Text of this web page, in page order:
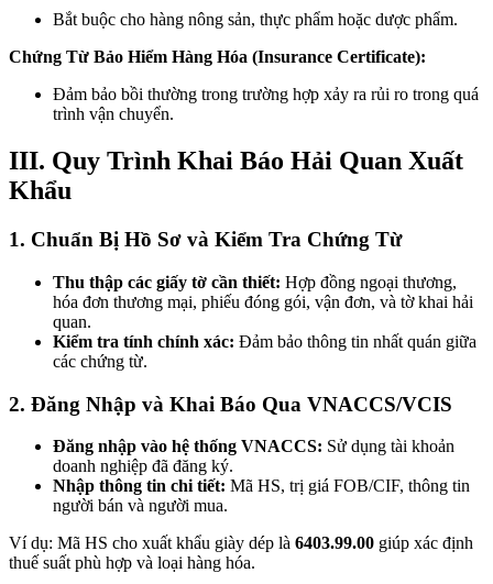
Bắt buộc cho hàng nông sản, thực phẩm hoặc dược phẩm.
Chứng Từ Bảo Hiểm Hàng Hóa (Insurance Certificate):
Đảm bảo bồi thường trong trường hợp xảy ra rủi ro trong quá
trình vận chuyển.
III. Quy Trình Khai Báo Hải Quan Xuất
Khẩu
1. Chuẩn Bị Hồ Sơ và Kiểm Tra Chứng Từ
Thu thập các giấy tờ cần thiết: Hợp đồng ngoại thương,
hóa đơn thương mại, phiếu đóng gói, vận đơn, và tờ khai hải
quan.
Kiểm tra tính chính xác: Đảm bảo thông tin nhất quán giữa
các chứng từ.
2. Đăng Nhập và Khai Báo Qua VNACCS/VCIS
Đăng nhập vào hệ thống VNACCS: Sử dụng tài khoản
doanh nghiệp đã đăng ký.
Nhập thông tin chi tiết: Mã HS, trị giá FOB/CIF, thông tin
người bán và người mua.
Ví dụ: Mã HS cho xuất khẩu giày dép là 6403.99.00 giúp xác định
thuế suất phù hợp và loại hàng hóa.